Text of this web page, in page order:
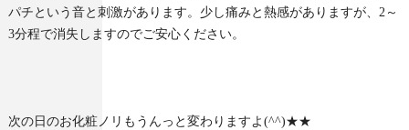
パチという音と刺激があります。少し痛みと熱感がありますが、2～
3分程で消失しますのでご安心ください。
次の日のお化粧ノリもうんっと変わりますよ(^^)★★